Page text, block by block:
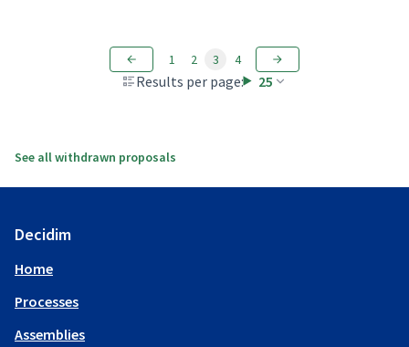
Results per page: 25
1 2 3 4
See all withdrawn proposals
Decidim
Home
Processes
Assemblies